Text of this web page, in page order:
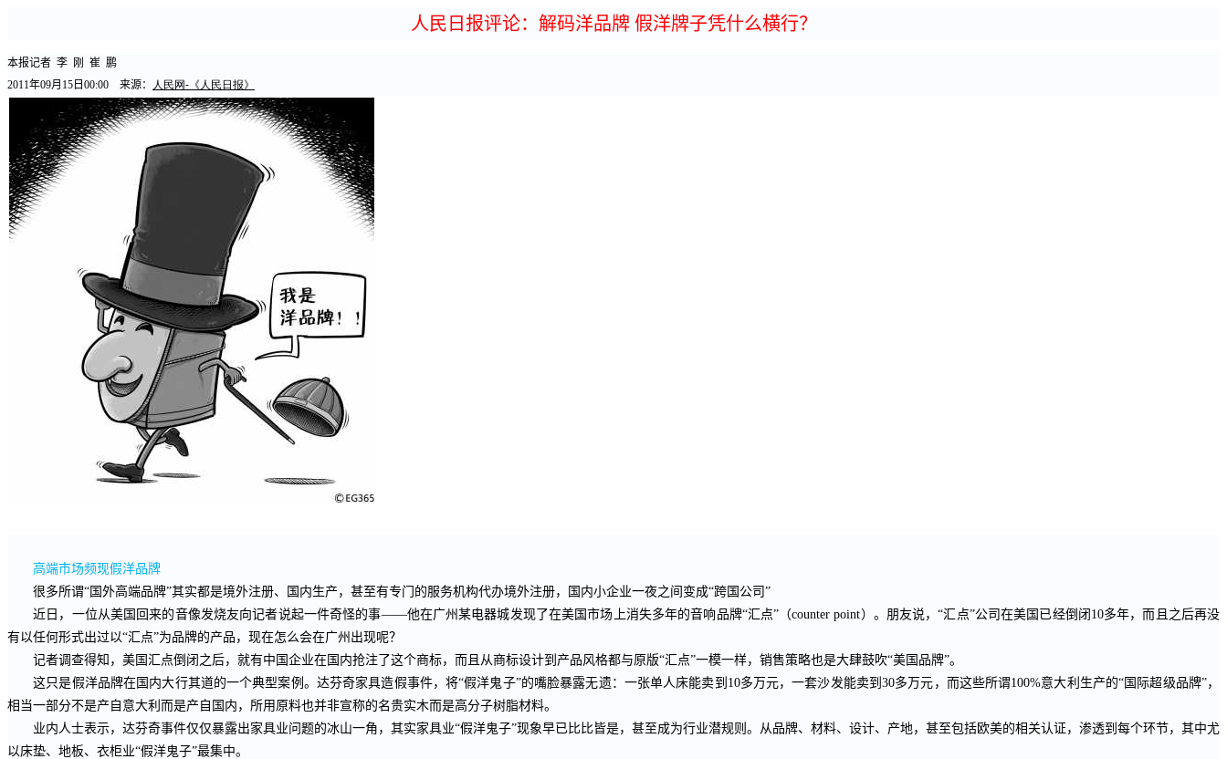
人民日报评论：解码洋品牌 假洋牌子凭什么横行？
本报记者 李 刚 崔 鹏
2011年09月 15 日 00:00 来源： 人民网- 《人民日报》
高端市场频现假洋品牌
很多所谓“国外高端品牌”其实都是境外注册、国内生产，甚至有专门的服务机构代办境外注册，国内小企业一夜之间变成“跨国公司”
近日，一位从美国回来的音像发烧友向记者说起一件奇怪的事——他在广州某电器城发现了在美国市场上消失多年的音响品牌“汇点”（counter point）。朋友说，“汇点”公司在美国已经倒闭 10多年，而且之后再没
有以任何形式出过以“汇点”为品牌的产品，现在怎么会在广州出现呢？
记者调查得知，美国汇点倒闭之后，就有中国企业在国内抢注了这个商标，而且从商标设计到产品风格都与原版“汇点”一模一样，销售策略也是大肆鼓吹“美国品牌”。
这只是假洋品牌在国内大行其道的一个典型案例。达芬奇家具造假事件，将“假洋鬼子”的嘴脸暴露无遗：一张单人床能卖到 10多万元，一套沙发能卖到30多万元，而这些所谓100%意大利生产的“国际超级品牌”，
相当一部分不是产自意大利而是产自国内，所用原料也并非宣称的名贵实木而是高分子树脂材料。
业内人士表示，达芬奇事件仅仅暴露出家具业问题的冰山一角，其实家具业“假洋鬼子”现象早已比比皆是，甚至成为行业潜规则。从品牌、材料、设计、产地，甚至包括欧美的相关认证，渗透到每个环节，其中尤
以床垫、地板、衣柜业“假洋鬼子”最集中。